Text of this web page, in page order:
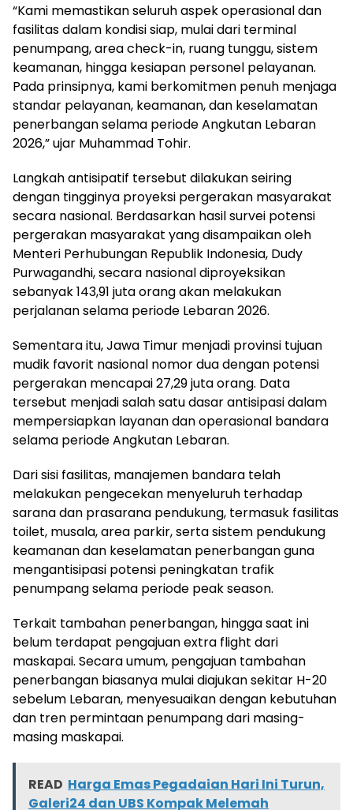
“Kami memastikan seluruh aspek operasional dan
fasilitas dalam kondisi siap, mulai dari terminal
penumpang, area check-in, ruang tunggu, sistem
keamanan, hingga kesiapan personel pelayanan.
Pada prinsipnya, kami berkomitmen penuh menjaga
standar pelayanan, keamanan, dan keselamatan
penerbangan selama periode Angkutan Lebaran
2026,” ujar Muhammad Tohir.
Langkah antisipatif tersebut dilakukan seiring
dengan tingginya proyeksi pergerakan masyarakat
secara nasional. Berdasarkan hasil survei potensi
pergerakan masyarakat yang disampaikan oleh
Menteri Perhubungan Republik Indonesia, Dudy
Purwagandhi, secara nasional diproyeksikan
sebanyak 143,91 juta orang akan melakukan
perjalanan selama periode Lebaran 2026.
Sementara itu, Jawa Timur menjadi provinsi tujuan
mudik favorit nasional nomor dua dengan potensi
pergerakan mencapai 27,29 juta orang. Data
tersebut menjadi salah satu dasar antisipasi dalam
mempersiapkan layanan dan operasional bandara
selama periode Angkutan Lebaran.
Dari sisi fasilitas, manajemen bandara telah
melakukan pengecekan menyeluruh terhadap
sarana dan prasarana pendukung, termasuk fasilitas
toilet, musala, area parkir, serta sistem pendukung
keamanan dan keselamatan penerbangan guna
mengantisipasi potensi peningkatan trafik
penumpang selama periode peak season.
Terkait tambahan penerbangan, hingga saat ini
belum terdapat pengajuan extra flight dari
maskapai. Secara umum, pengajuan tambahan
penerbangan biasanya mulai diajukan sekitar H-20
sebelum Lebaran, menyesuaikan dengan kebutuhan
dan tren permintaan penumpang dari masing-
masing maskapai.
READ Harga Emas Pegadaian Hari Ini Turun,
Galeri24 dan UBS Kompak Melemah